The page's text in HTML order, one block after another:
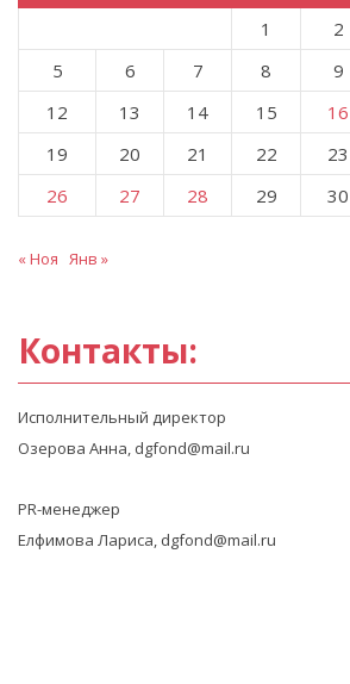
1
2
5
6 7 8 9
12
13 14 15 16
19
20 21 22 23
26
27 28 29 30
« Ноя Янв »
Контакты:
Исполнительный директор
Озерова Анна, dgfond@mail.ru
PR-менеджер
Елфимова Лариса, dgfond@mail.ru